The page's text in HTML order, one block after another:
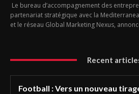
Le bureau d’accompagnement des
partenariat stratégique avec la
et le réseau Global Marketing Nexus,
Recent
Football : Vers un nouveau